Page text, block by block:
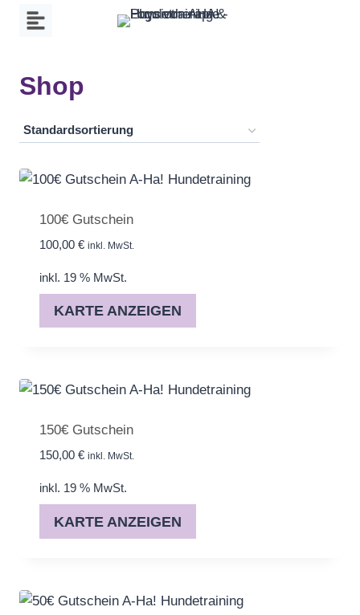
Inhalt
Shop
100€ Gutschein
100,00 € inkl. MwSt.
inkl. 19 % MwSt.
KARTE ANZEIGEN
150€ Gutschein
150,00 € inkl. MwSt.
inkl. 19 % MwSt.
KARTE ANZEIGEN